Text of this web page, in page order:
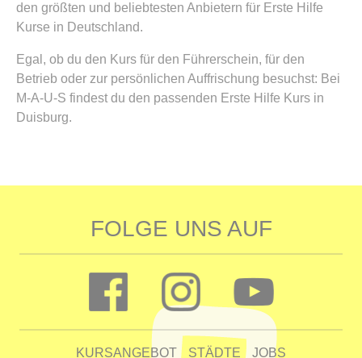
den größten und beliebtesten Anbietern für Erste Hilfe
Kurse in Deutschland.
Egal, ob du den Kurs für den Führerschein, für den
Betrieb oder zur persönlichen Auffrischung besuchst: Bei
M-A-U-S findest du den passenden Erste Hilfe Kurs in
Duisburg.
FOLGE UNS AUF
KURSANGEBOT STÄDTE JOBS